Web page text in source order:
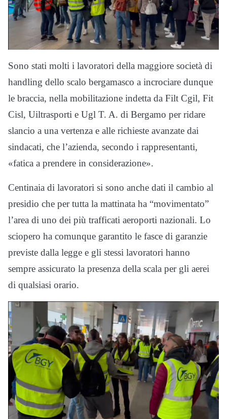
Sono stati molti i lavoratori della maggiore società di
handling dello scalo bergamasco a incrociare dunque
le braccia, nella mobilitazione indetta da Filt Cgil, Fit
Cisl, Uiltrasporti e Ugl T. A. di Bergamo per ridare
slancio a una vertenza e alle richieste avanzate dai
sindacati, che l’azienda, secondo i rappresentanti,
«fatica a prendere in considerazione».
Centinaia di lavoratori si sono anche dati il cambio al
presidio che per tutta la mattinata ha “movimentato”
l’area di uno dei più trafficati aeroporti nazionali. Lo
sciopero ha comunque garantito le fasce di garanzie
previste dalla legge e gli stessi lavoratori hanno
sempre assicurato la presenza della scala per gli aerei
di qualsiasi orario.